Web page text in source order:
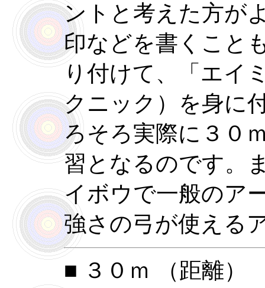
ントと考えた方が
印などを書くこと
り付けて、「エイ
クニック）を身に
ろそろ実際に３０
習となるのです。
イボウで一般のア
強さの弓が使える
■ ３０ｍ （距離）